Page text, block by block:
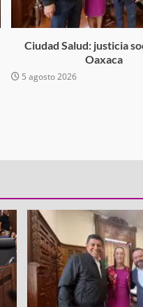
Ciudad Salud: justicia
Oaxaca
5 agosto 2026